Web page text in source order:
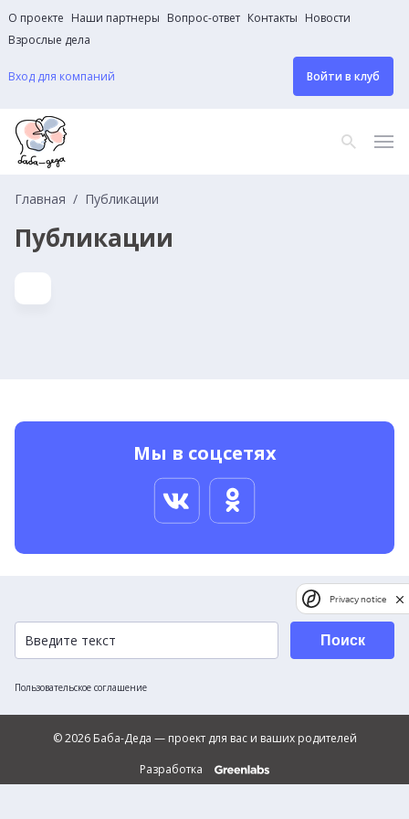
О проекте Наши партнеры Вопрос-ответ Контакты Новости
Взрослые дела
Вход для компаний Войти в клуб
Главная Публикации
Публикации
Мы в соцсетях
Пользовательское соглашение
Поиск
© 2026 Баба-Деда — проект для вас и ваших родителей
Разработка
Privacy notice